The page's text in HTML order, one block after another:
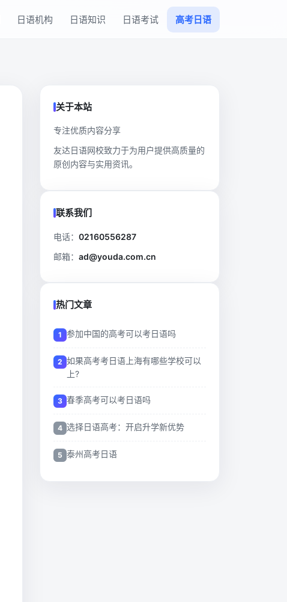
日语机构 日语知识 日语考试 高考日语
关于本站
专注优质内容分享
友达日语网校致力于为用户提供高质量的
原创内容与实用资讯。
联系我们
电话： 02160556287
邮箱： ad@youda.com.cn
热门文章
参加中国的高考可以考日语吗
如果高考考日语上海有哪些学校可以
上?
春季高考可以考日语吗
选择日语高考：开启升学新优势
泰州高考日语